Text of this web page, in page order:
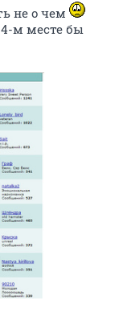
не о чем
4-м месте бы